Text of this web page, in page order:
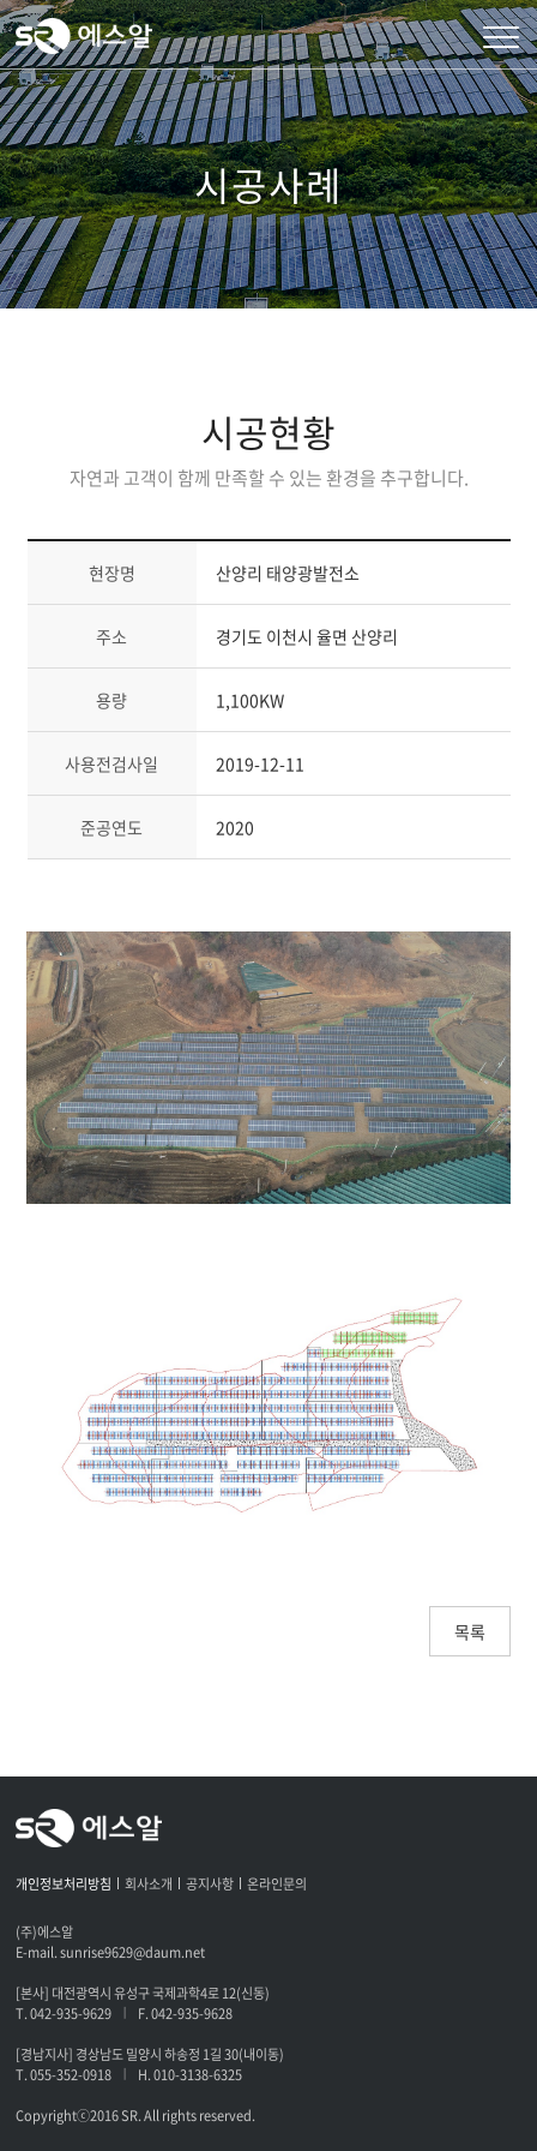
시공사례
시공현황
자연과 고객이 함께 만족할 수 있는 환경을 추구합니다.
현장명 산양리 태양광발전소
주소 경기도 이천시 율면 산양리
용량 1,100KW
사용전검사일 2019-12-11
준공연도 2020
목록
개인정보처리방침 회사소개 공지사항 온라인문의
(주)에스알
E-mail. sunrise9629@daum.net
[본사] 대전광역시 유성구 국제과학4로 12(신동)
T. 042-935-9629
|
F. 042-935-9628
[경남지사] 경상남도 밀양시 하송정 1길 30(내이동)
T. 055-352-0918
|
H. 010-3138-6325
Copyrightⓒ2016 SR. All rights reserved.